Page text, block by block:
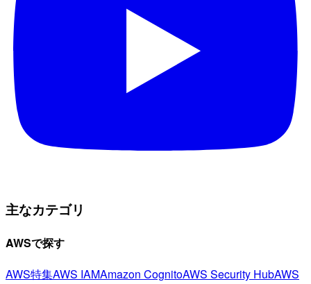
主なカテゴリ
AWSで探す
AWS特集AWS IAMAmazon CognitoAWS Security HubAWS